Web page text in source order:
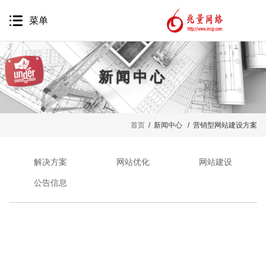
菜单
网站建设
移动互联网
新闻中心
首页 / 新闻中心 / 营销型网站建设方案
解决方案 网站优化 网站建设
公告信息